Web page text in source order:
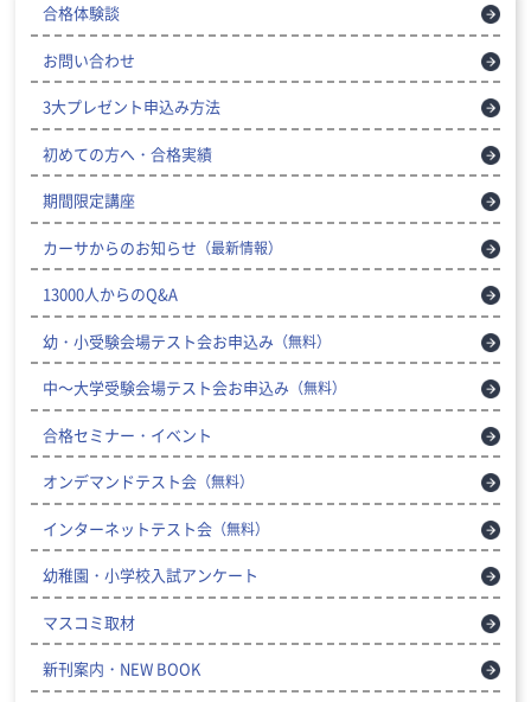
合格体験談
お問い合わせ
3大プレゼント申込み方法
初めての方へ・合格実績
期間限定講座
カーサからのお知らせ （最新情報）
13000人からのQ&A
幼・小受験会場テスト会お申込み （無料）
中～大学受験会場テスト会お申込み （無料）
合格セミナー・イベント
オンデマンドテスト会 （無料）
インターネットテスト会 （無料）
幼稚園・小学校入試アンケート
マスコミ取材
新刊案内・NEW BOOK